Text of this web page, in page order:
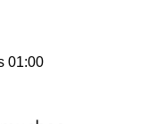
01:00